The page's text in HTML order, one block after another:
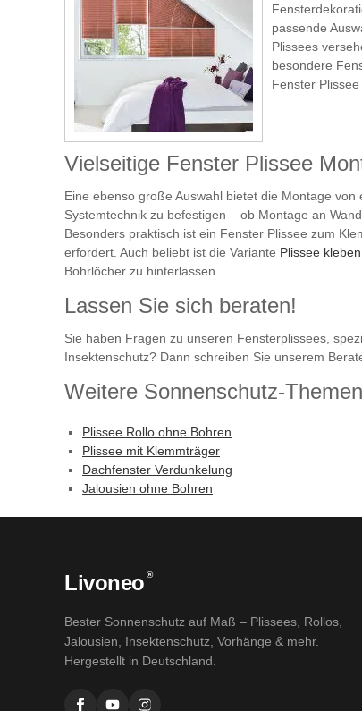
passende
Plissees
besondere
Fenster
Vielseitige Fenster Plissee
Eine ebenso große Auswahl bietet die Montage
Systemtechnik zu befestigen – ob Montage an
Besonders praktisch ist ein Fenster Plissee zum
erfordert. Auch beliebt ist die Variante Plissee kleben
Bohrlöcher zu hinterlassen.
Lassen Sie sich beraten!
Sie haben Fragen zu unseren Fensterplissees,
Insektenschutz? Dann schreiben Sie unserem
Weitere Sonnenschutz-
Plissee Rollo ohne Bohren
Plissee mit Klemmträger
Dachfenster Verdunkelung
Jalousien ohne Bohren
Livoneo ®
Bester Sonnenschutz auf Maß – Plissees, Rollos,
Jalousien, Insektenschutz, Vorhänge & mehr.
Hergestellt in Deutschland.